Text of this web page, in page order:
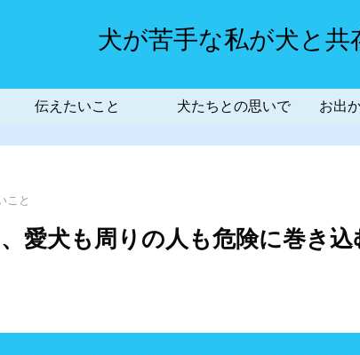
犬が苦手な私が犬と
伝えたいこと 犬たちとの思いで お出
こと
愛犬も周りの人も危険に巻き込